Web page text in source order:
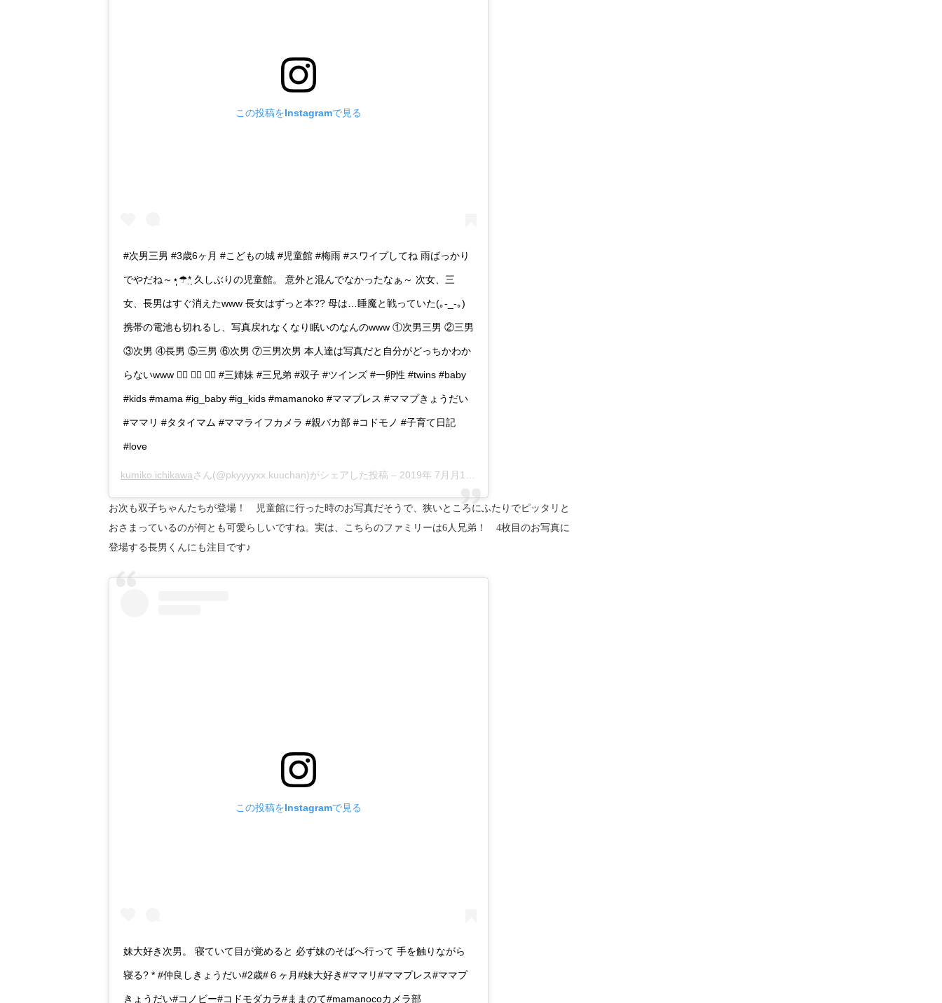
この投稿をInstagramで見る
#次男三男 #3歳6ヶ月 #こどもの城 #児童館 #梅雨 #スワイプしてね 雨ばっかり
でやだね～⋆̩☂︎*̣̩ 久しぶりの児童館。 意外と混んでなかったなぁ～ 次女、三
女、長男はすぐ消えたwww 長女はずっと本?? 母は…睡魔と戦っていた(｡-_-｡)
携帯の電池も切れるし、写真戻れなくなり眠いのなんのwww ①次男三男 ②三男
③次男 ④長男 ⑤三男 ⑥次男 ⑦三男次男 本人達は写真だと自分がどっちかわか
らないwww ❁⃘ ❁⃘ ❁⃘ #三姉妹 #三兄弟 #双子 #ツインズ #一卵性 #twins #baby
#kids #mama #ig_baby #ig_kids #mamanoko #ママプレス #ママプきょうだい
#ママリ #タタイマム #ママライフカメラ #親バカ部 #コドモノ #子育て日記
#love
kumiko ichikawaさん(@pkyyyyxx.kuuchan)がシェアした投稿 – 2019年 7月月16日午後4時15分PDT
お次も双子ちゃんたちが登場！ 児童館に行った時のお写真だそうで、狭いところにふたりでピッタリと
おさまっているのが何とも可愛らしいですね。実は、こちらのファミリーは6人兄弟！ 4枚目のお写真に
登場する長男くんにも注目です♪
この投稿をInstagramで見る
妹大好き次男。 寝ていて目が覚めると 必ず妹のそばへ行って 手を触りながら
寝る? * #仲良しきょうだい#2歳#６ヶ月#妹大好き#ママリ#ママプレス#ママプ
きょうだい#コノビー#コドモダカラ#ままのて#mamanocoカメラ部